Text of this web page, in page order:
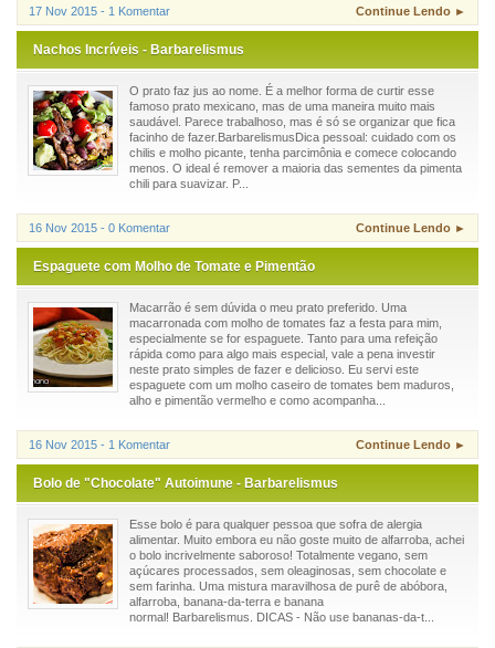
17 Nov 2015 - 1 Komentar Continue Lendo ►
Nachos Incríveis - Barbarelismus
O prato faz jus ao nome. É a melhor forma de curtir esse
famoso prato mexicano, mas de uma maneira muito mais
saudável. Parece trabalhoso, mas é só se organizar que fica
facinho de fazer.BarbarelismusDica pessoal: cuidado com os
chilis e molho picante, tenha parcimônia e comece colocando
menos. O ideal é remover a maioria das sementes da pimenta
chili para suavizar. P...
16 Nov 2015 - 0 Komentar Continue Lendo ►
Espaguete com Molho de Tomate e Pimentão
Macarrão é sem dúvida o meu prato preferido. Uma
macarronada com molho de tomates faz a festa para mim,
especialmente se for espaguete. Tanto para uma refeição
rápida como para algo mais especial, vale a pena investir
neste prato simples de fazer e delicioso. Eu servi este
espaguete com um molho caseiro de tomates bem maduros,
alho e pimentão vermelho e como acompanha...
16 Nov 2015 - 1 Komentar Continue Lendo ►
Bolo de "Chocolate" Autoimune - Barbarelismus
Esse bolo é para qualquer pessoa que sofra de alergia
alimentar. Muito embora eu não goste muito de alfarroba, achei
o bolo incrivelmente saboroso! Totalmente vegano, sem
açúcares processados, sem oleaginosas, sem chocolate e
sem farinha. Uma mistura maravilhosa de purê de abóbora,
alfarroba, banana-da-terra e banana
normal! Barbarelismus. DICAS - Não use bananas-da-t...